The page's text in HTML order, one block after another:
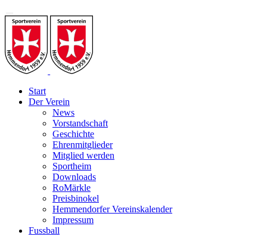
Start
Der Verein
News
Vorstandschaft
Geschichte
Ehrenmitglieder
Mitglied werden
Sportheim
Downloads
RoMärkle
Preisbinokel
Hemmendorfer Vereinskalender
Impressum
Fussball